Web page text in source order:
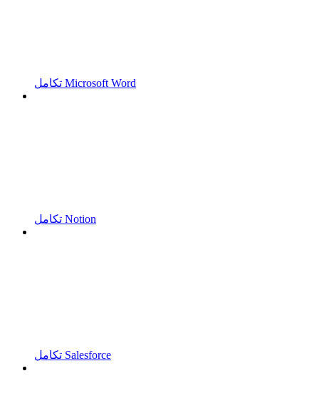
تكامل Microsoft Word
تكامل Notion
تكامل Salesforce